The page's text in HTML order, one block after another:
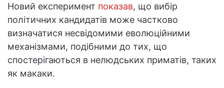
Новий експеримент показав, що вибір
політичних кандидатів може частково
визначатися несвідомими еволюційними
механізмами, подібними до тих, що
спостерігаються в нелюдських приматів, таких
як макаки.